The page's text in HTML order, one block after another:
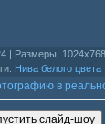
| Размеры:
: Нива белого цвета|
в